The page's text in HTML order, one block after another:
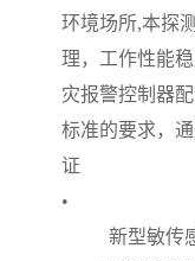
环境场所,本探
理，工作性能
灾报警控制器
标准的要求，
证
•
新型敏传